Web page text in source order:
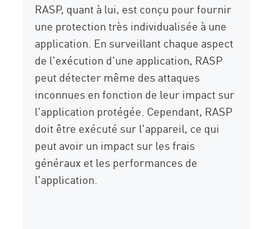
RASP, quant à lui, est conçu pour fournir
une protection très individualisée à une
application. En surveillant chaque aspect
de l'exécution d'une application, RASP
peut détecter même des attaques
inconnues en fonction de leur impact sur
l'application protégée. Cependant, RASP
doit être exécuté sur l'appareil, ce qui
peut avoir un impact sur les frais
généraux et les performances de
l'application.